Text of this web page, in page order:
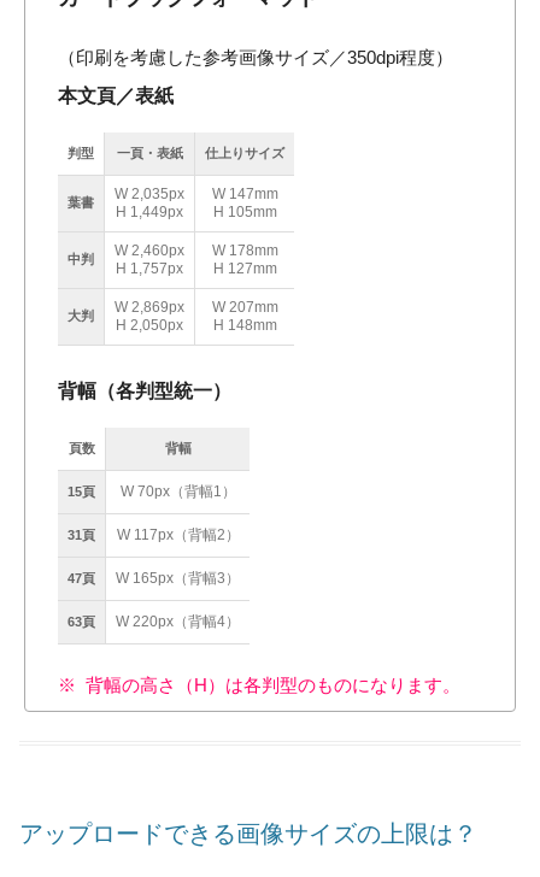
（印刷を考慮した参考画像サイズ／350dpi程度）
本文頁／表紙
判型 一頁・表紙 仕上りサイズ
葉書
W 2,035px
H 1,449px
W 147mm
H 105mm
中判
W 2,460px
H 1,757px
W 178mm
H 127mm
大判
W 2,869px
H 2,050px
W 207mm
H 148mm
背幅（各判型統一）
頁数 背幅
15頁 W 70px（背幅1）
31頁 W 117px（背幅2）
47頁 W 165px（背幅3）
63頁 W 220px（背幅4）
背幅の高さ（H）は各判型のものになります。
アップロードできる画像サイズの上限は？